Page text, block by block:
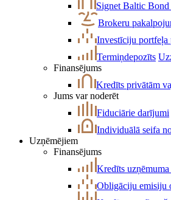
Signet Baltic Bond
Brokeru
Investīciju portfeļa
Termiņdepozīts
Finansējums
Kredīts privātām
Jums var noderēt
Fiduciārie darījumi
Individuālā seifa
Uzņēmējiem
Finansējums
Kredīts uzņēmuma
Obligāciju emisiju